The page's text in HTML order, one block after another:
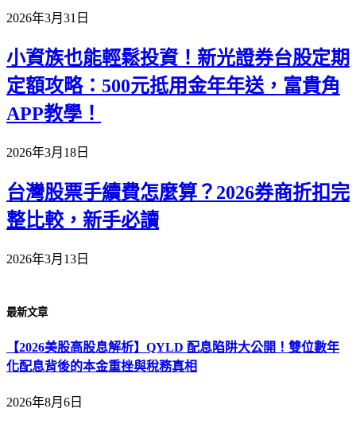
2026年3月31日
小資族也能輕鬆投資！新光證券台股定期
定額攻略：500元抵用金年年送，富貴角
APP教學！
2026年3月18日
台灣股票手續費怎麼算？2026券商折扣完
整比較，新手必讀
2026年3月13日
最新文章
【2026美股高股息解析】QYLD 配息陷阱大公開！雙位數年
化配息背後的本金重挫與稅務真相
2026年8月6日